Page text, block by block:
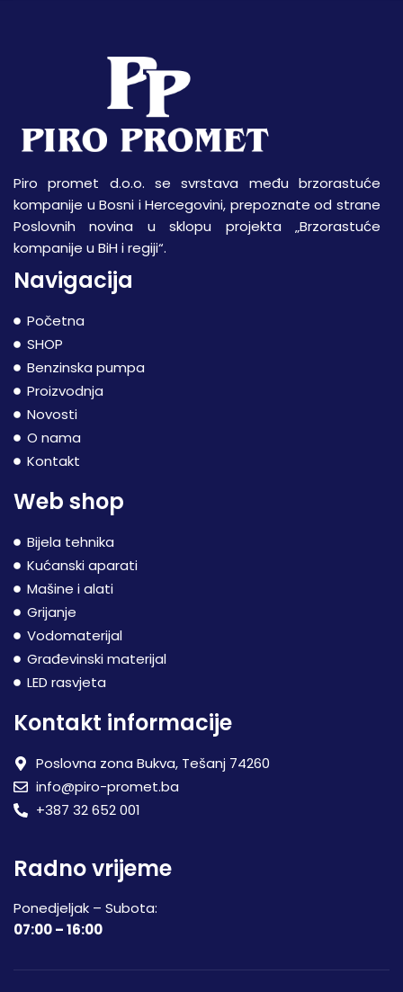
Piro promet d.o.o. se svrstava među brzorastuće
kompanije u Bosni i Hercegovini, prepoznate od strane
Poslovnih novina u sklopu projekta „Brzorastuće
kompanije u BiH i regiji“.
Navigacija
Početna
SHOP
Benzinska pumpa
Proizvodnja
Novosti
O nama
Kontakt
Web shop
Bijela tehnika
Kućanski aparati
Mašine i alati
Grijanje
Vodomaterijal
Građevinski materijal
LED rasvjeta
Kontakt informacije
Poslovna zona Bukva, Tešanj 74260
info@piro-promet.ba
+387 32 652 001
Radno vrijeme
Ponedjeljak – Subota:
07:00 – 16:00